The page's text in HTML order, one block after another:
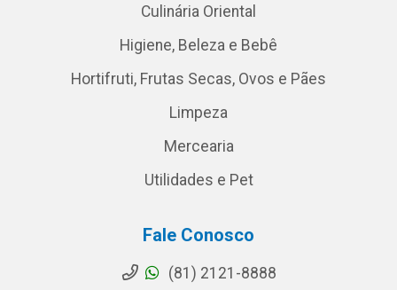
Culinária Oriental
Higiene, Beleza e Bebê
Hortifruti, Frutas Secas, Ovos e Pães
Limpeza
Mercearia
Utilidades e Pet
Fale Conosco
(81) 2121-8888